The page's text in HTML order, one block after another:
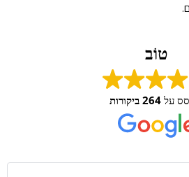
טוֹב
על264 ביקורות